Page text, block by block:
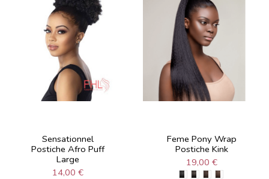
Sensationnel
Postiche Afro Puff
Large
14,00 €
Feme Pony Wrap
Postiche Kink
19,00 €